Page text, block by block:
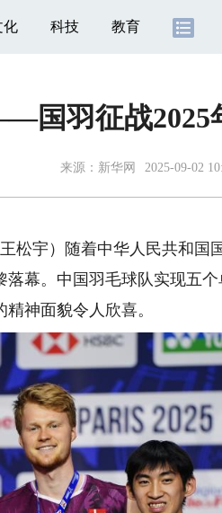
化 科技 教育
国羽征战2025
来源： 新华网 2025-09-02
宇）随着中华人民共和国
幕。中国羽毛球队实现五
神面貌令人欣喜。